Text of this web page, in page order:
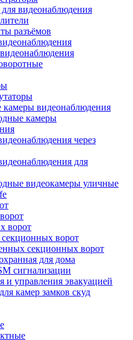
видеонаблюдения
разъёмов
видеонаблюдения
камеры
через
для
видеокамеры уличные
ворот
ворот
секционных ворот
для дома
сигнализации
и управления эвакуацией
камер замков скуд